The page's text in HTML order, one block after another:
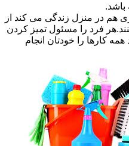
باشد.
هم در منزل زندگی می کند از
فرد را مسئول تمیز کردن
کارها را خودتان انجام